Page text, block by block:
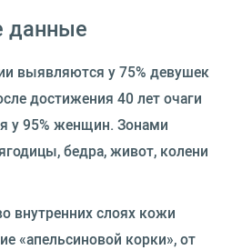
данные
выявляются у 75% девушек
достижения 40 лет очаги
у 95% женщин. Зонами
бедра, живот, колени
внутренних слоях кожи
«апельсиновой корки», от